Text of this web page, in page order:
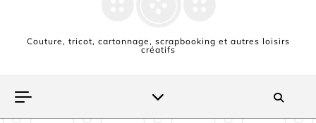
Couture, tricot, cartonnage, scrapbooking et autres loisirs
créatifs